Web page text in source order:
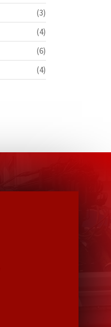
(3)
(4)
(6)
(4)